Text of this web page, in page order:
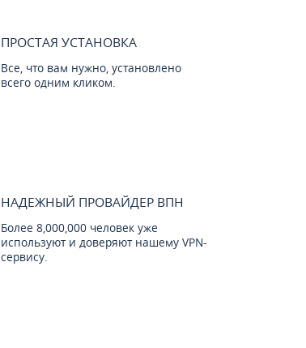
ПРОСТАЯ УСТАНОВКА
Все, что вам нужно, установлено
всего одним кликом.
НАДЕЖНЫЙ ПРОВАЙДЕР ВПН
Более 8,000,000 человек уже
используют и доверяют нашему VPN-
сервису.